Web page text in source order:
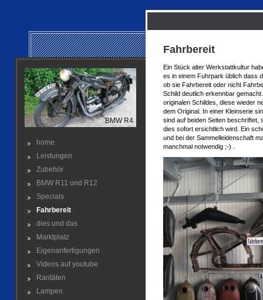
BMW R4
home
Leistungen
Zubehör
BMW R11 und R12
Specials
Fahrbereit
dies und das
Marktplatz
Eigenanfertigungen
Videos auf youtube
Raritäten
Lampen
Fahrbereit
Ein Stück alter Werkstattkultur
es in einem Fuhrpark üblich dass
ob sie Fahrbereit oder nicht
Schild deutlich erkennbar
originalen Schildes, diese wieder
dem Original. In einer Kleinserie
sind auf beiden Seiten
dies sofort ersichtlich wird. Ein
und bei der Sammelleidenschaft
manchmal notwendig ;-) .